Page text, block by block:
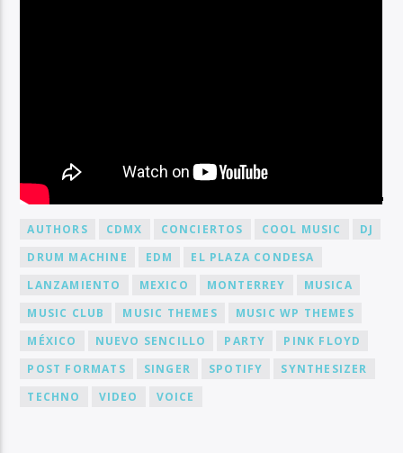
BY TAG
AUTHORS CDMX CONCIERTOS COOL MUSIC
DJ
DRUM MACHINE
EDM
EL PLAZA CONDESA
LANZAMIENTO
MEXICO MONTERREY
MUSICA
MUSIC CLUB
MUSIC THEMES
MUSIC WP THEMES
MÉXICO
NUEVO SENCILLO PARTY
PINK FLOYD
POST FORMATS
SINGER SPOTIFY
SYNTHESIZER
TECHNO
VIDEO VOICE